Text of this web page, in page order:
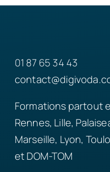
01 87 65 34 43
Formations partout
Rennes, Lille,
Marseille, Lyon,
et DOM-TOM